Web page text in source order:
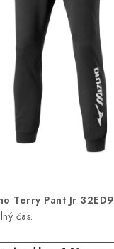
Terry Pant Jr
čas.